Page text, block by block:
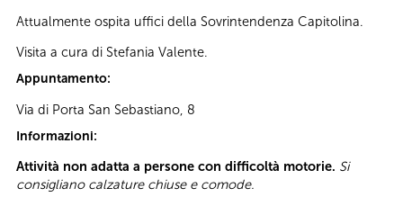
Attualmente ospita uffici della Sovrintendenza Capitolina.
Visita a cura di Stefania Valente.
Appuntamento:
Via di Porta San Sebastiano, 8
Informazioni:
Attività non adatta a persone con difficoltà motorie. Si
consigliano calzature chiuse e comode.